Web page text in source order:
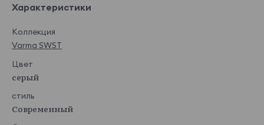
Характеристики
Коллекция
Varma SWST
Цвет
серый
стиль
Современный